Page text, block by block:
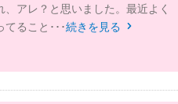
アレ？と思いました。最近よく
てること･･･続きを見る 